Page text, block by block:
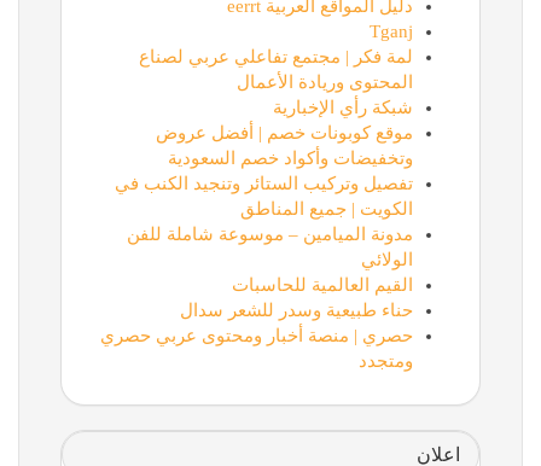
دليل المواقع العربية eerrt
Tganj
لمة فكر | مجتمع تفاعلي عربي لصناع
المحتوى وريادة الأعمال
شبكة رأي الإخبارية
موقع كوبونات خصم | أفضل عروض
وتخفيضات وأكواد خصم السعودية
تفصيل وتركيب الستائر وتنجيد الكنب في
الكويت | جميع المناطق
مدونة الميامين – موسوعة شاملة للفن
الولائي
القيم العالمية للحاسبات
حناء طبيعية وسدر للشعر سدال
حصري | منصة أخبار ومحتوى عربي حصري
ومتجدد
اعلان